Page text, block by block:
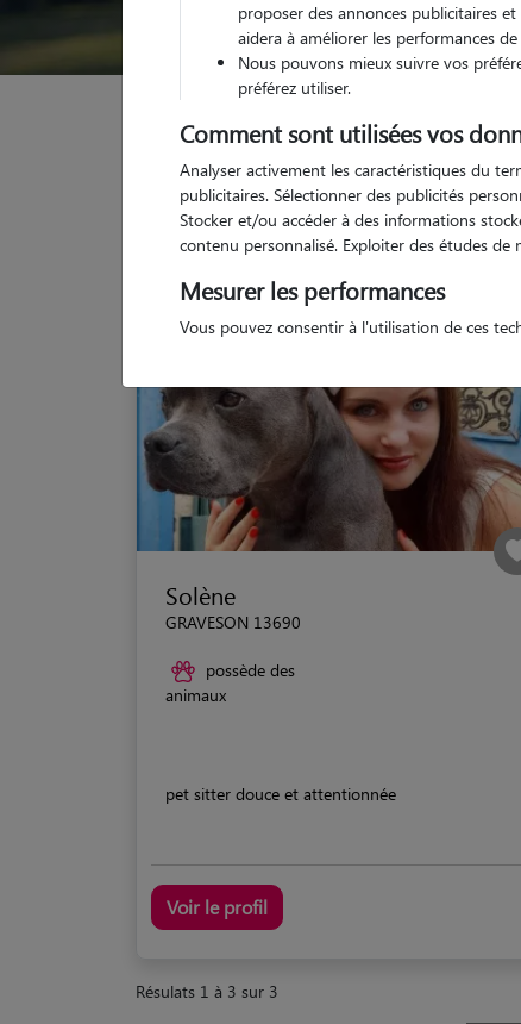
Garde animaux France Provence Alpes Côte
Solène
GRAVESON 13690
possède des
animaux
pet sitter douce et attentionnée
Voir le profil
Résulats 1 à 3 sur 3
proposer des annonces publicitaires
aidera à améliorer les performances
Nous pouvons mieux suivre vos
préférez utiliser.
Comment sont utilisées vos
Analyser activement les caractéristiques du
publicitaires. Sélectionner des publicités
Stocker et/ou accéder à des informations
contenu personnalisé. Exploiter des études
Mesurer les performances
Vous pouvez consentir à l'utilisation de ces